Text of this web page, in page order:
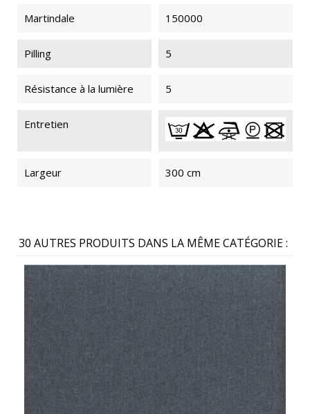
Martindale 150000
Pilling 5
Résistance à la lumière 5
Entretien
Largeur 300 cm
30 AUTRES PRODUITS DANS LA MÊME CATÉGORIE :